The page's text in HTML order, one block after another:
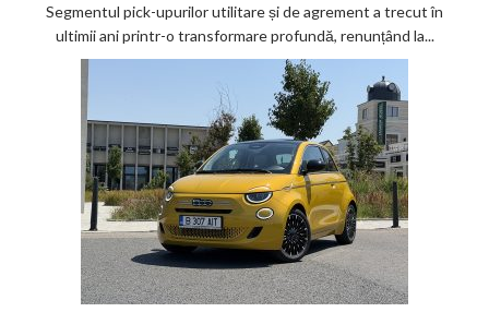
lupă:
de
bătaie
japonez
învață
bunele
maniere
pe
Segmentul pick-upurilor utilitare și de agrement a trecut în
ultimii ani printr-o transformare profundă, renunțând la...